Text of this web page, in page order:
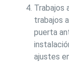
Trabajos
trabajos
puerta
ajustes